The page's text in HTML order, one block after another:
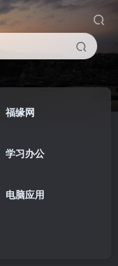
福缘网
学习办公
电脑应用